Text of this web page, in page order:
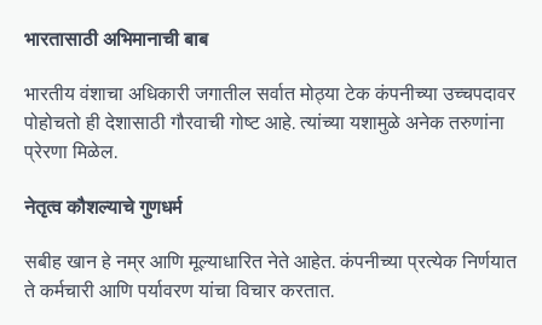
भारतासाठी अभिमानाची बाब
भारतीय वंशाचा अधिकारी जगातील सर्वात मोठ्या टेक कंपनीच्या उच्चपदावर
पोहोचतो ही देशासाठी गौरवाची गोष्ट आहे. त्यांच्या यशामुळे अनेक तरुणांना
प्रेरणा मिळेल.
नेतृत्व कौशल्याचे गुणधर्म
सबीह खान हे नम्र आणि मूल्याधारित नेते आहेत. कंपनीच्या प्रत्येक निर्णयात
ते कर्मचारी आणि पर्यावरण यांचा विचार करतात.